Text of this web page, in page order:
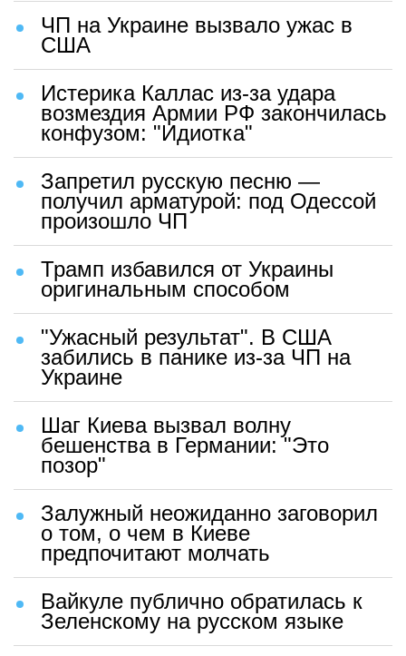
ЧП на Украине вызвало ужас в
США
Истерика Каллас из-за удара
возмездия Армии РФ закончилась
конфузом: "Идиотка"
Запретил русскую песню —
получил арматурой: под Одессой
произошло ЧП
Трамп избавился от Украины
оригинальным способом
"Ужасный результат". В США
забились в панике из-за ЧП на
Украине
Шаг Киева вызвал волну
бешенства в Германии: "Это
позор"
Залужный неожиданно заговорил
о том, о чем в Киеве
предпочитают молчать
Вайкуле публично обратилась к
Зеленскому на русском языке